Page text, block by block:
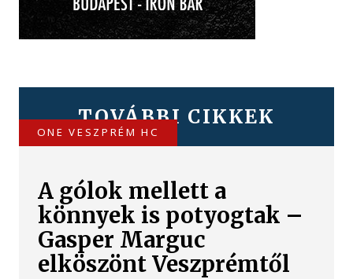
TOVÁBBI CIKKEK
ONE VESZPRÉM HC
A gólok mellett a
könnyek is potyogtak –
Gasper Marguc
elköszönt Veszprémtől